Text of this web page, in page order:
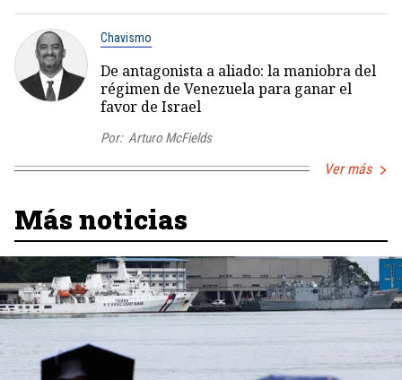
Chavismo
De antagonista a aliado: la maniobra del
régimen de Venezuela para ganar el
favor de Israel
Por: Arturo McFields
Ver más
Más noticias